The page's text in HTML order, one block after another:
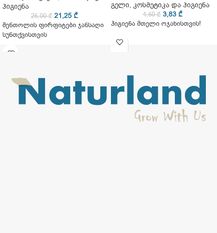
ჰიგიენა
25,00₾ 21,25 ₾
მენთოლის ფირფიტები ჯანსაღი
სუნთქვისთვის
გელი, კოსმეტიკა და ჰიგიენა
4,50₾ 3,83 ₾
ჰიგიენა მთელი ოჯახისთვის!